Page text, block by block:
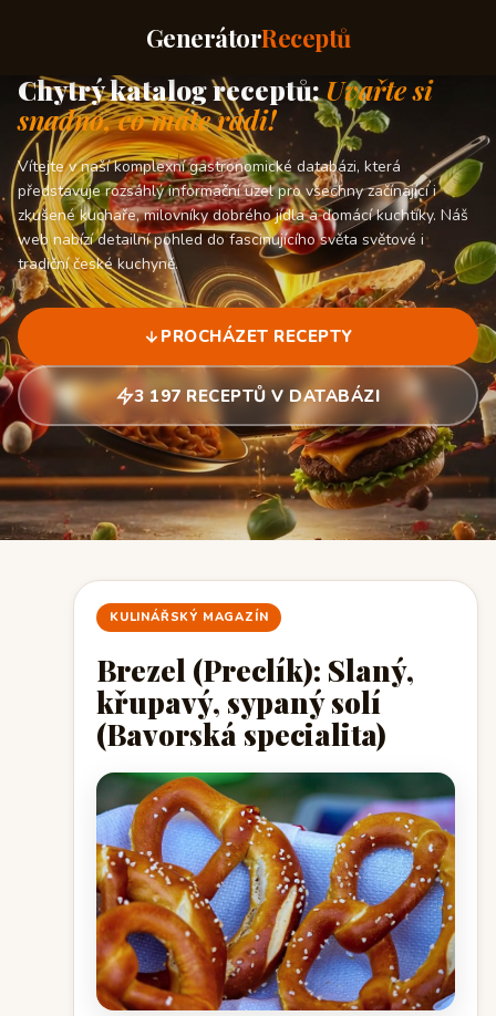
GenerátorReceptů
Chytrý katalog receptů:Uvařte si
snadno, co máte rádi!
Vítejte v naší komplexní gastronomické databázi, která
představuje rozsáhlý informační uzel pro všechny začínající i
zkušené kuchaře, milovníky dobrého jídla a domácí kuchtíky. Náš
web nabízí detailní pohled do fascinujícího světa světové i
tradiční české kuchyně.
PROCHÁZET RECEPTY
3 197 RECEPTŮ V DATABÁZI
KULINÁŘSKÝ MAGAZÍN
Brezel (Preclík): Slaný,
křupavý, sypaný solí
(Bavorská specialita)